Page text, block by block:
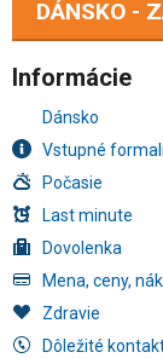
DÁNSKO -
Informácie
Dánsko
Vstupné
Počasie
Last minute
Dovolenka
Mena, ceny,
Zdravie
Dôležité